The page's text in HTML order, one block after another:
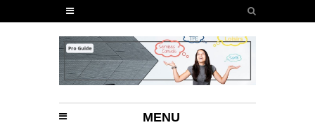
MENU